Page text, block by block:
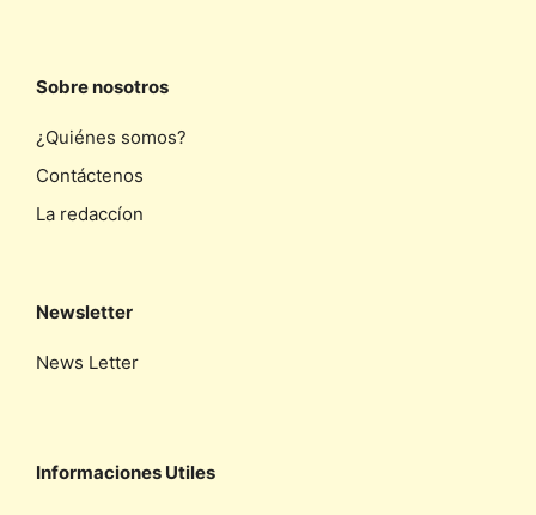
Sobre nosotros
¿Quiénes somos?
Contáctenos
La redaccíon
Newsletter
News Letter
Informaciones Utiles